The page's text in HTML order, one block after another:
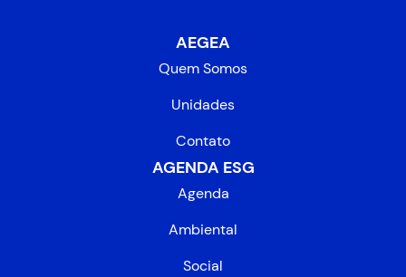
AEGEA
Quem Somos
Unidades
Contato
AGENDA ESG
Agenda
Ambiental
Social